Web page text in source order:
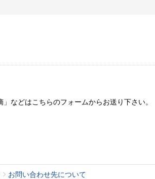
などはこちらのフォームからお送り下さい。
お問い合わせ先について